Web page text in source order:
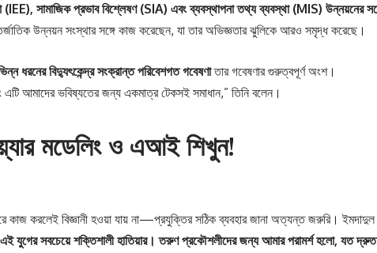
(IEE), সামাজিক প্রভাব বিশ্লেষণ (SIA) এবং ব্যবস্থাপনা তথ্য ব্যবস্থা (MIS) উন্নয়নের
উন্নয়ন সংস্থার সঙ্গে কাজ করেছেন, যা তার অভিজ্ঞতার ঝুলিকে আরও সমৃদ্ধ করেছে।
ধরনের বিদ্যুৎকেন্দ্র সংক্রান্ত পরিবেশগত গবেষণাতার গবেষণার গুরুত্বপূর্ণ অংশ।
এটি আমাদের ভবিষ্যতের জন্য একমাত্র টেকসই সমাধান,” তিনি বলেন।
মডেলিং ও এআই শিখুন!
কাজ করলেই বিজ্ঞানী হওয়া যায় না—প্রযুক্তির সঠিক ব্যবহার জানা অত্যন্ত জরুরি। ইমদাদুল
যুগের সবচেয়ে শক্তিশালী হাতিয়ার। তরুণ প্রকৌশলীদের জন্য আমার পরামর্শ হলো, যত দ্রুত